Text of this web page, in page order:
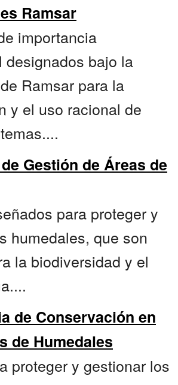
Ramsar
importancia
designados bajo la
Ramsar para la
y el uso racional de
Gestión de Áreas de
para proteger y
humedales, que son
la biodiversidad y el
de Conservación en
de Humedales
proteger y gestionar los